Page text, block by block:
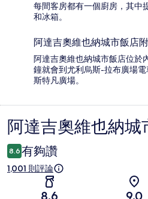
每間客房都有一個廚房，其中
和冰箱。
阿達吉奧維也納城市飯店
阿達吉奧維也納城市飯店位於
鐘就會到尤利烏斯-拉布廣場
斯特凡廣場。
評
論
阿達吉奧維也納城
8.6 有夠讚
1,001 則評論